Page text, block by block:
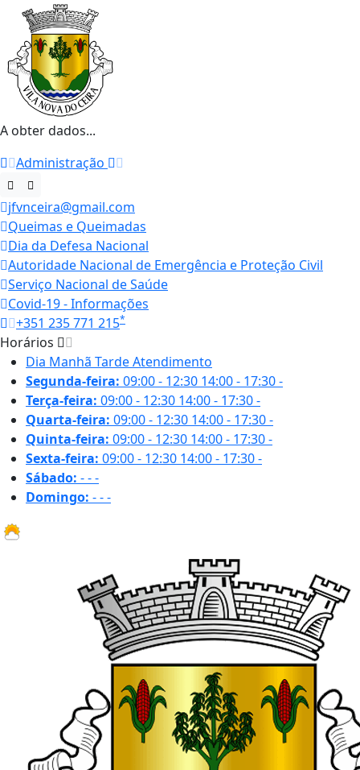
A obter dados...
Administração
jfvnceira@gmail.com
Queimas e Queimadas
Dia da Defesa Nacional
Autoridade Nacional de Emergência e Proteção Civil
Serviço Nacional de Saúde
Covid-19 - Informações
+351 235 771 215*
Horários
Dia Manhã TardeAtendimento
Segunda-feira: 09:00 - 12:30 14:00 - 17:30-
Terça-feira: 09:00 - 12:30 14:00 - 17:30-
Quarta-feira: 09:00 - 12:30 14:00 - 17:30-
Quinta-feira: 09:00 - 12:30 14:00 - 17:30-
Sexta-feira: 09:00 - 12:30 14:00 - 17:30-
Sábado: ---
Domingo: ---